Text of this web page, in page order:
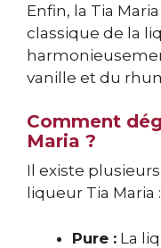
Enfin, la Tia
classique de la
vanille et du
Comment
Maria ?
Il existe
liqueur Tia Maria :
Pure : La